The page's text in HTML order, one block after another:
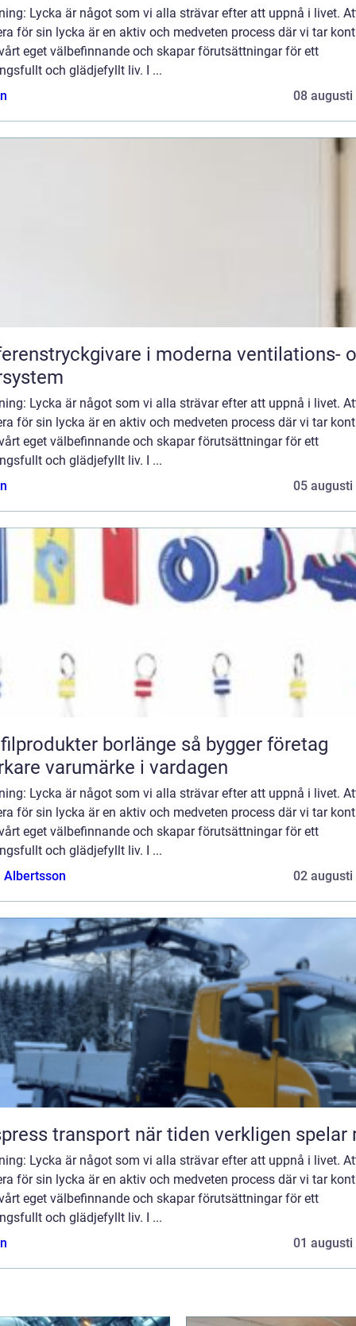
Lycka är något som vi alla strävar efter att uppnå i livet.
för sin lycka är en aktiv och medveten process där vi tar
eget välbefinnande och skapar förutsättningar för ett
och glädjefyllt liv. I ...
08 augusti
i moderna ventilations-
Lycka är något som vi alla strävar efter att uppnå i livet.
för sin lycka är en aktiv och medveten process där vi tar
eget välbefinnande och skapar förutsättningar för ett
och glädjefyllt liv. I ...
05 augusti
borlänge så bygger företag
varumärke i vardagen
Lycka är något som vi alla strävar efter att uppnå i livet.
för sin lycka är en aktiv och medveten process där vi tar
eget välbefinnande och skapar förutsättningar för ett
och glädjefyllt liv. I ...
Albertsson
02 augusti
Ekspress transport när tiden verkligen
Lycka är något som vi alla strävar efter att uppnå i livet.
för sin lycka är en aktiv och medveten process där vi tar
eget välbefinnande och skapar förutsättningar för ett
och glädjefyllt liv. I ...
01 augusti